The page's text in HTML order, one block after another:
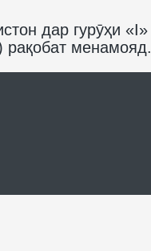
дар гурӯҳи «I»
менамояд.